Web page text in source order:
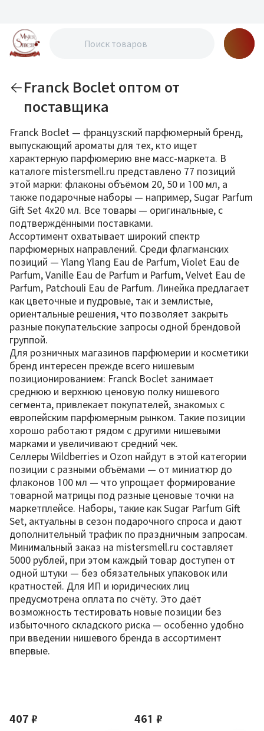
Franck Boclet оптом от
поставщика
Franck Boclet — французский парфюмерный бренд,
выпускающий ароматы для тех, кто ищет
характерную парфюмерию вне масс-маркета. В
каталоге mistersmell.ru представлено 77 позиций
этой марки: флаконы объёмом 20, 50 и 100 мл, а
также подарочные наборы — например, Sugar Parfum
Gift Set 4x20 мл. Все товары — оригинальные, с
подтверждёнными поставками.
Ассортимент охватывает широкий спектр
парфюмерных направлений. Среди флагманских
позиций — Ylang Ylang Eau de Parfum, Violet Eau de
Parfum, Vanille Eau de Parfum и Parfum, Velvet Eau de
Parfum, Patchouli Eau de Parfum. Линейка предлагает
как цветочные и пудровые, так и землистые,
ориентальные решения, что позволяет закрыть
разные покупательские запросы одной брендовой
группой.
Для розничных магазинов парфюмерии и косметики
бренд интересен прежде всего нишевым
позиционированием: Franck Boclet занимает
среднюю и верхнюю ценовую полку нишевого
сегмента, привлекает покупателей, знакомых с
европейским парфюмерным рынком. Такие позиции
хорошо работают рядом с другими нишевыми
марками и увеличивают средний чек.
Селлеры Wildberries и Ozon найдут в этой категории
позиции с разными объёмами — от миниатюр до
флаконов 100 мл — что упрощает формирование
товарной матрицы под разные ценовые точки на
маркетплейсе. Наборы, такие как Sugar Parfum Gift
Set, актуальны в сезон подарочного спроса и дают
дополнительный трафик по праздничным запросам.
Минимальный заказ на mistersmell.ru составляет
5000 рублей, при этом каждый товар доступен от
одной штуки — без обязательных упаковок или
кратностей. Для ИП и юридических лиц
предусмотрена оплата по счёту. Это даёт
возможность тестировать новые позиции без
избыточного складского риска — особенно удобно
при введении нишевого бренда в ассортимент
впервые.
407 ₽ 461 ₽